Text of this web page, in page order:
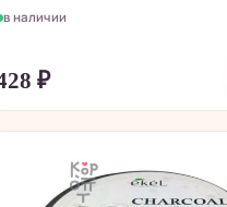
в наличии
₽